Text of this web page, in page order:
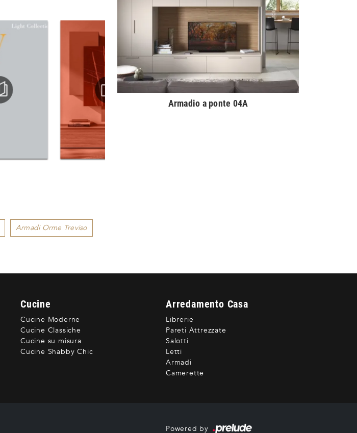
Armadi Orme Treviso
Armadio a ponte 04A
Cucine
Cucine Moderne
Cucine Classiche
Cucine su misura
Cucine Shabby Chic
Arredamento Casa
Librerie
Pareti Attrezzate
Salotti
Letti
Armadi
Camerette
Powered by